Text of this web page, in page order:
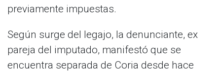
previamente impuestas.
Según surge del legajo, la denunciante, ex
pareja del imputado, manifestó que se
encuentra separada de Coria desde hace